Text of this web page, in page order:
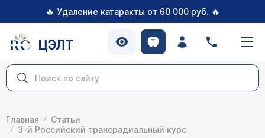
🔥 Удаление катаракты от 60 000 руб. 🔥
ЦЭЛТ
Главная
Статьи
3-й Российский трансрадиальный курс